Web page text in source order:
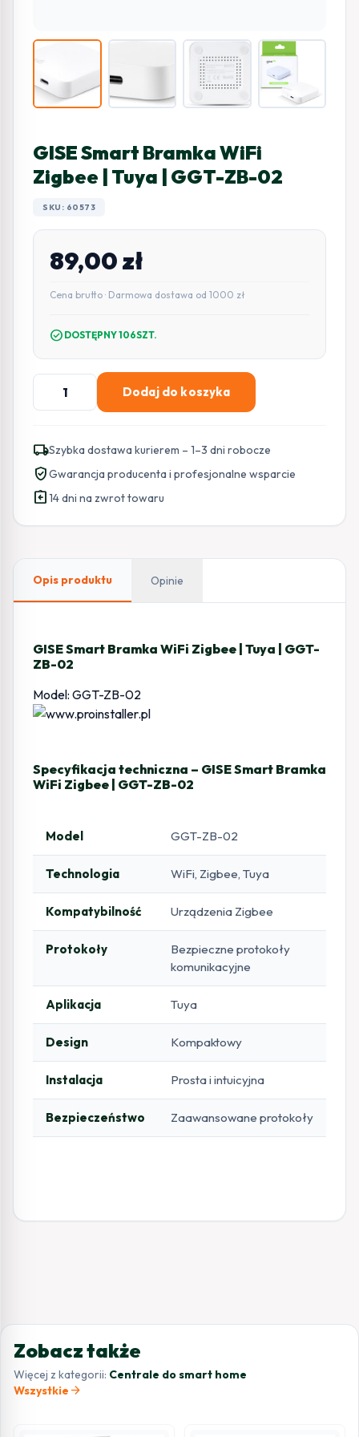
GISE Smart Bramka WiFi
Zigbee | Tuya | GGT-ZB-02
SKU: 60573
89,00zł
Cena brutto · Darmowa dostawa od 1000 zł
check_circle DOSTĘPNY 106SZT.
ilość
Bramka
WiFi
Zigbee
ZB-
Dodaj do koszyka
local_shippingSzybka dostawa kurierem – 1–3 dni robocze
verified_userGwarancja producenta i profesjonalne wsparcie
assignment_return14 dni na zwrot towaru
Opis produktu Opinie
GISE Smart Bramka WiFi Zigbee | Tuya | GGT-
ZB-02
Model: GGT-ZB-02
Specyfikacja techniczna – GISE Smart Bramka
WiFi Zigbee | GGT-ZB-02
Model GGT-ZB-02
Technologia WiFi, Zigbee, Tuya
Kompatybilność Urządzenia Zigbee
Protokoły
Bezpieczne protokoły
komunikacyjne
Aplikacja Tuya
Design Kompaktowy
Instalacja Prosta i intuicyjna
Bezpieczeństwo Zaawansowane protokoły
Zobacz także
Więcej z kategorii: Centrale do smart home
Wszystkie arrow_forward